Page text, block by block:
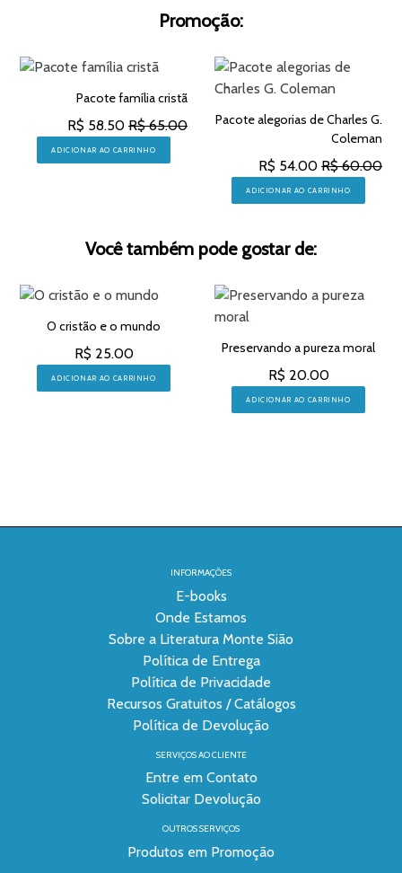
Promoção:
Pacote família cristã
R$ 58.50 R$ 65.00
ADICIONAR AO CARRINHO
Pacote alegorias de Charles G.
Coleman
R$ 54.00 R$ 60.00
ADICIONAR AO CARRINHO
Você também pode gostar de:
O cristão e o mundo
R$ 25.00
ADICIONAR AO CARRINHO
Preservando a pureza moral
R$ 20.00
ADICIONAR AO CARRINHO
INFORMAÇÕES
E-books
Onde Estamos
Sobre a Literatura Monte Sião
Política de Entrega
Política de Privacidade
Recursos Gratuitos / Catálogos
Política de Devolução
SERVIÇOS AO CLIENTE
Entre em Contato
Solicitar Devolução
OUTROS SERVIÇOS
Produtos em Promoção